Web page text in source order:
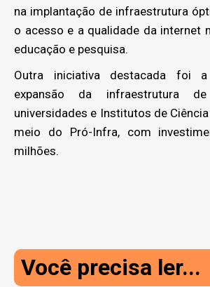
na implantação de infraestrutura
o acesso e a qualidade da internet
educação e pesquisa.
Outra iniciativa destacada foi
expansão da infraestrutura
universidades e Institutos de
meio do Pró-Infra, com
milhões.
Você precisa ler...